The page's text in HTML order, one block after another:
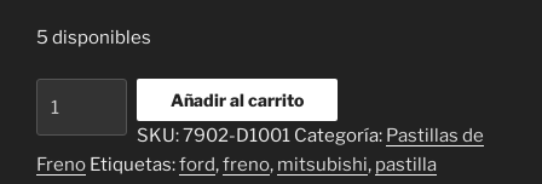
5 disponibles
Añadir al carrito
SKU:7902-D1001 Categoría: Pastillas de
Freno Etiquetas:ford,freno, mitsubishi, pastilla